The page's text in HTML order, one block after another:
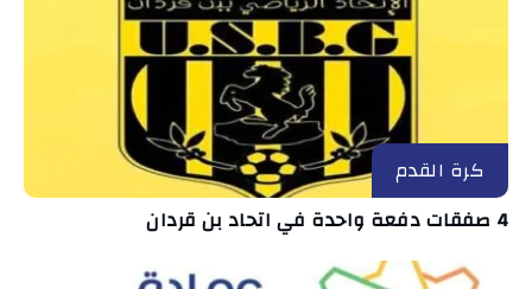
كرة القدم
4 صفقات دفعة واحدة في اتحاد بن قردان